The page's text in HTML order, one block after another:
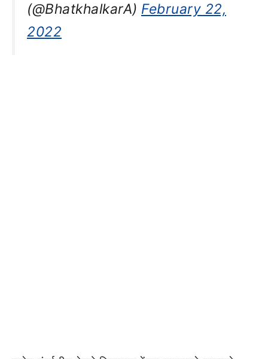
(@BhatkhalkarA) February 22,
2022